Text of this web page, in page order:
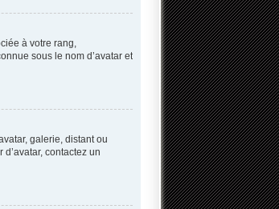
à votre rang,
sous le nom d’avatar et
galerie, distant ou
contactez un